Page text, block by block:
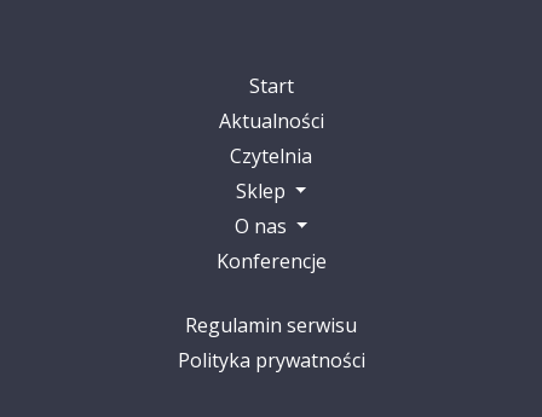
Start
Aktualności
Czytelnia
Sklep
O nas
Konferencje
Regulamin serwisu
Polityka prywatności